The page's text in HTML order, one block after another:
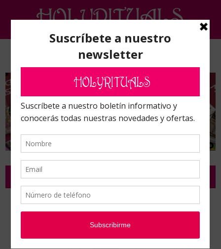
EL SECRETO II. SOMOS ÁNGELES.
Inicio / EL SECRETO II. Somos Ángeles.